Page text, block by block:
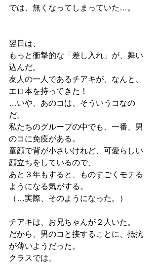
では、無くなってしまっていた…。
翌日は、
もっと衝撃的な「差し入れ」が、舞い
込んだ。
友人の一人であるチアキが、なんと、
エロ本を持ってきた！
…いや、あのコは、そういうコなの
だ。
私たちのグループの中でも、一番、男
のコに免疫がある。
童顔で背が小さいけれど、可愛らしい
顔立ちをしているので、
あと３年もすると、ものすごくモテる
ようになる気がする。
（…実際、そのようになった。）
チアキは、お兄ちゃんが２人いた。
だから、男のコと接することに、抵抗
が薄いようだった。
クラスでは、